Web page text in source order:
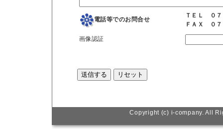
電話等でのお問合せ
ＴＥＬ ０７
ＦＡＸ ０７
画像認証
Copyright (c) i-company. All